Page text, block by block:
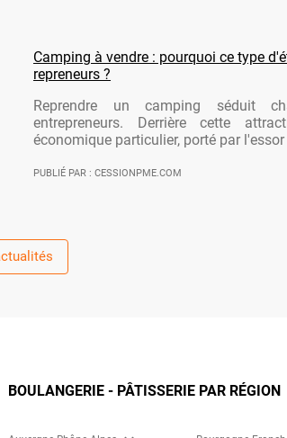
Camping à vendre : pourquoi ce type
repreneurs ?
Reprendre un camping séduit
entrepreneurs. Derrière cette
économique particulier, porté par
PUBLIÉ PAR : CESSIONPME.COM
BOULANGERIE - PÂTISSERIE PAR RÉGION